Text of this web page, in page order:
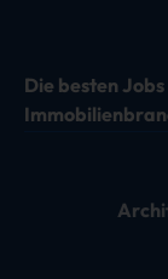
Die besten